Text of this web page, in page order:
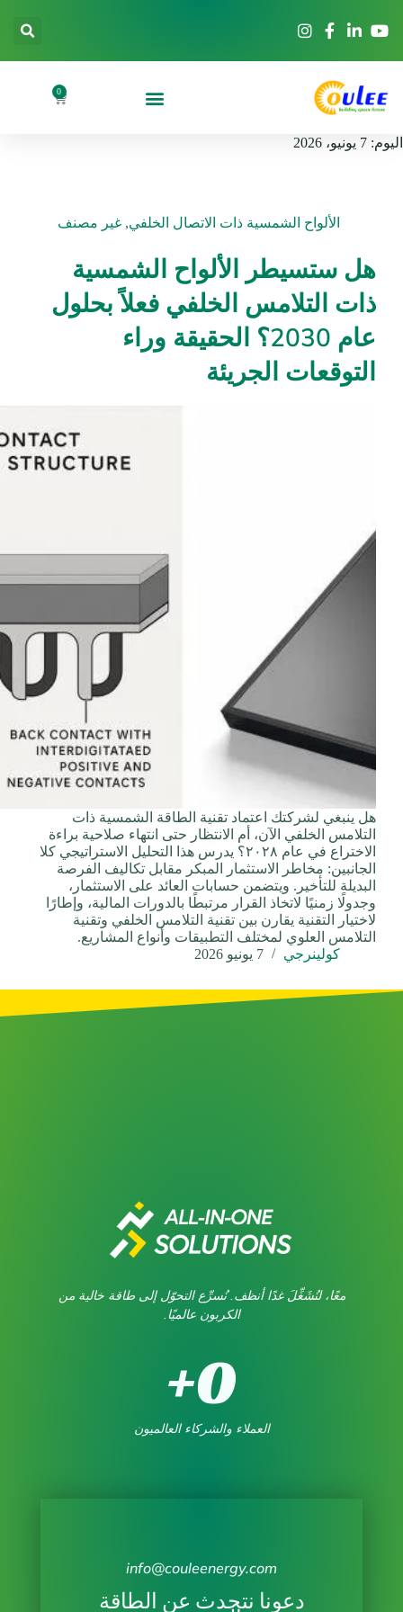
0
اليوم:
الألواح الشمسية ذات الاتصال الخلفي, غير مصنف
هل ستسيطر الألواح الشمسية
ذات التلامس الخلفي فعلاً بحلول
عام 2030؟ الحقيقة وراء
التوقعات الجريئة
هل ينبغي لشركتك اعتماد تقنية الطاقة الشمسية ذات
التلامس الخلفي الآن، أم الانتظار حتى انتهاء صلاحية براءة
الاختراع في عام ٢٠٢٨؟ يدرس هذا التحليل الاستراتيجي كلا
الجانبين: مخاطر الاستثمار المبكر مقابل تكاليف الفرصة
البديلة للتأخير. ويتضمن حسابات العائد على الاستثمار،
وجدولًا زمنيًا لاتخاذ القرار مرتبطًا بالدورات المالية، وإطارًا
لاختيار التقنية يقارن بين تقنية التلامس الخلفي وتقنية
التلامس العلوي لمختلف التطبيقات وأنواع المشاريع.
كولينرجي
7 يونيو 2026
معًا، لنُشَغِّلَ غدًا أنظف. نُسرِّع التحوّل إلى طاقة خالية من
الكربون عالميًا.
العملاء والشركاء العالميون
0
+
info@couleenergy.com
دعونا نتحدث عن الطاقة